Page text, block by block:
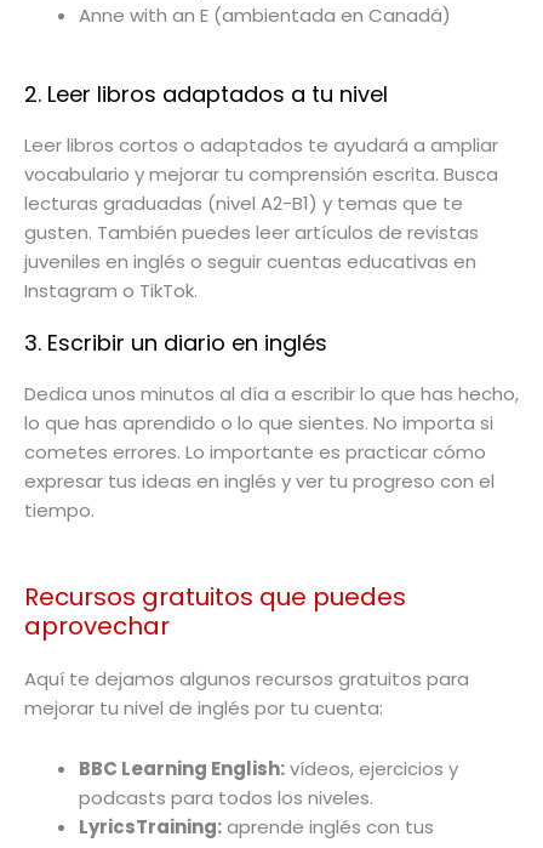
Anne with an E (ambientada en Canadá)
2. Leer libros adaptados a tu nivel
Leer libros cortos o adaptados te ayudará a ampliar
vocabulario y mejorar tu comprensión escrita. Busca
lecturas graduadas (nivel A2-B1) y temas que te
gusten. También puedes leer artículos de revistas
juveniles en inglés o seguir cuentas educativas en
Instagram o TikTok.
3. Escribir un diario en inglés
Dedica unos minutos al día a escribir lo que has hecho,
lo que has aprendido o lo que sientes. No importa si
cometes errores. Lo importante es practicar cómo
expresar tus ideas en inglés y ver tu progreso con el
tiempo.
Recursos gratuitos que puedes
aprovechar
Aquí te dejamos algunos recursos gratuitos para
mejorar tu nivel de inglés por tu cuenta:
BBC Learning English:vídeos, ejercicios y
podcasts para todos los niveles.
LyricsTraining:aprende inglés con tus